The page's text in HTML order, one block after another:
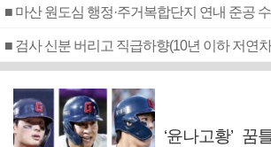
■ 마산 원도심 행정·주거복합단지 연내 준공
‘윤나고황’